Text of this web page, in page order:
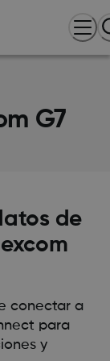
G7
de
conectar a
para
y